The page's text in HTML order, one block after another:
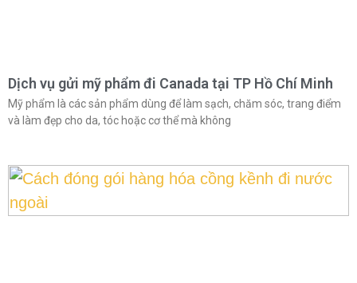
Dịch vụ gửi mỹ phẩm đi Canada tại TP Hồ Chí Minh
Mỹ phẩm là các sản phẩm dùng để làm sạch, chăm sóc, trang điểm
và làm đẹp cho da, tóc hoặc cơ thể mà không